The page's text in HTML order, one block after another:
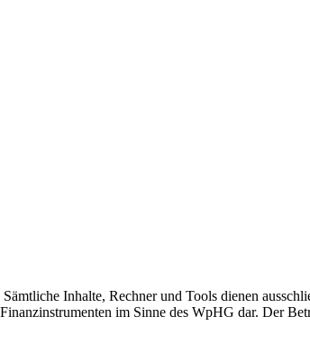
Inhalte, Rechner und Tools dienen
im Sinne des WpHG dar. Der